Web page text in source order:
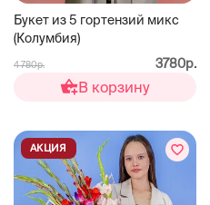
Букет из 5 гортензий микс
(Колумбия)
4 780р. 3780р.
В корзину
АКЦИЯ